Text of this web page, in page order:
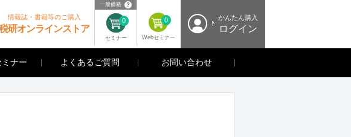
かんたん購入
ログイン
一般価格 ？
セミナー
0
Webセミナー
0
情報誌・書籍等のご購入
研オンラインストア
ナー よくあるご質問 お問い合わせ